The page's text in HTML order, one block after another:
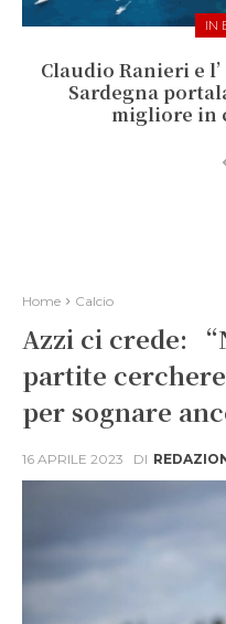
IN
Claudio Ranieri e
Sardegna
migliore in